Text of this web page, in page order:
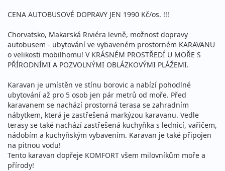
CENA AUTOBUSOVÉ DOPRAVY JEN 1990 Kč/os. !!!
Chorvatsko, Makarská Riviéra levně, možnost dopravy
autobusem - ubytování ve vybaveném prostorném KARAVANU
o velikosti mobilhomu! V KRÁSNÉM PROSTŘEDÍ U MOŘE S
PŘÍRODNÍMI A POZVOLNÝMI OBLÁZKOVÝMI PLÁŽEMI.
Karavan je umístěn ve stínu borovic a nabízí pohodlné
ubytování až pro 5 osob jen pár metrů od moře. Před
karavanem se nachází prostorná terasa se zahradním
nábytkem, která je zastřešená markýzou karavanu. Vedle
terasy se také nachází zastřešená kuchyňka s lednicí, vařičem,
nádobím a kuchyňským vybavením. Karavan je také připojen
na pitnou vodu!
Tento karavan dopřeje KOMFORT všem milovníkům moře a
přírody!